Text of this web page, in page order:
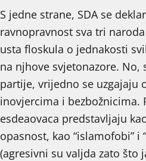
S jedne strane, SDA se
ravnopravnost sva tri
usta floskula o jednakosti
na njhove svjetonazore. No,
partije, vrijedno se uzgajaju
inovjercima i bezbožnicima.
esdeaovaca predstavljaju
opasnost, kao “islamofobi” i
(agresivni su valjda zato što